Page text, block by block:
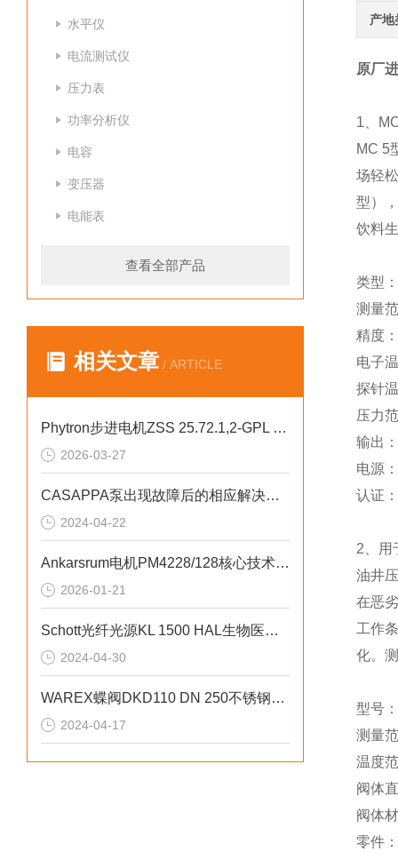
水平仪
电流测试仪
压力表
功率分析仪
电容
变压器
电能表
查看全部产品
相关文章 / ARTICLE
Phytron步进电机ZSS 25.72.1,2-GPL 低振动波形优化
2026-03-27
CASAPPA泵出现故障后的相应解决方法分享
2024-04-22
Ankarsrum电机PM4228/128核心技术参数
2026-01-21
Schott光纤光源KL 1500 HAL生物医学显微镜
2024-04-30
WAREX蝶阀DKD110 DN 250不锈钢材质
2024-04-17
产地
原厂
1、
MC 5
场轻
型）
饮料
类型
测量
精度
电子
探针
压力
输出
电源
认证
2、用
油井
在恶
工作
化。
型号
测量
温度
阀体
阀体
零件